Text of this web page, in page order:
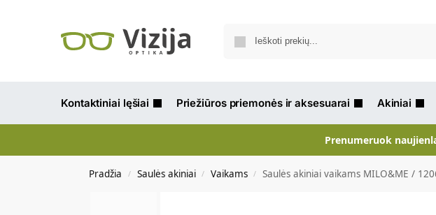
Kontaktiniai lęšiai Priežiūros priemonės ir aksesuarai Akiniai
Prenumeruok
Pradžia / Saulės akiniai / Vaikams / Saulės akiniai vaikams MILO&ME /